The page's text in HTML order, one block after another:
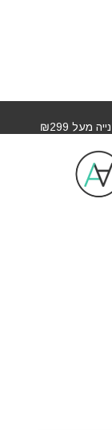
₪299